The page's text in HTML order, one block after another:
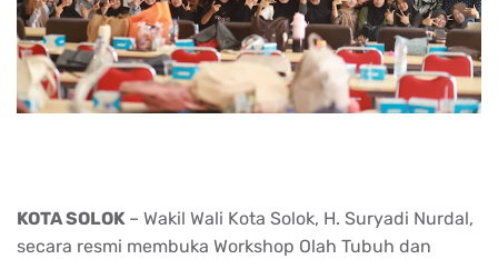
KOTA SOLOK – Wakil Wali Kota Solok, H. Suryadi Nurdal,
secara resmi membuka Workshop Olah Tubuh dan